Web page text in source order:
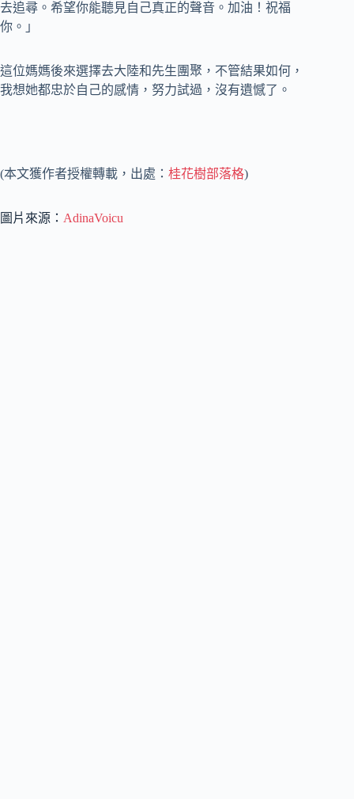
去追尋。希望你能聽見自己真正的聲音。加油！祝福
你。」
這位媽媽後來選擇去大陸和先生團聚，不管結果如何，
我想她都忠於自己的感情，努力試過，沒有遺憾了。
(本文獲作者授權轉載，出處： 桂花樹部落格)
圖片來源： AdinaVoicu